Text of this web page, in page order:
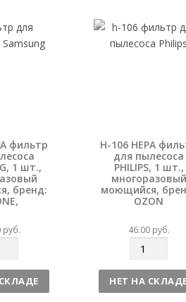
в
о
фильтр
1 шт.,
бренд:
руб.
H-106 HEPA
для пылесоса
PHILIPS, 1 шт.,
многоразовый
моющийся,
OZON
46.00 руб.
л
и
НЕТ НА